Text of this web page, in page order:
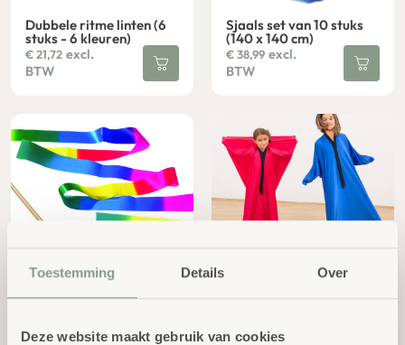
Toestemming Details Over
Deze website maakt gebruik van cookies
Dubbele ritme linten (6
stuks - 6 kleuren)
€21,72 excl.
BTW
Sjaals set van 10 stuks
(140 x 140 cm)
€38,99 excl.
BTW
Ritmisch lint-Rainbow-2
m
€7,18 excl. BTW
Lichaams danszak, rood,
€48,76 excl.